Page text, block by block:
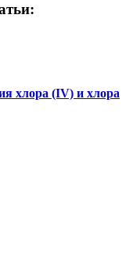
хлора (IV) и хлора